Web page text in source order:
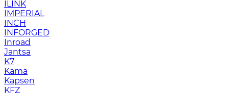
ILINK
IMPERIAL
INCH
INFORGED
Inroad
Jantsa
K7
Kama
Kapsen
KFZ